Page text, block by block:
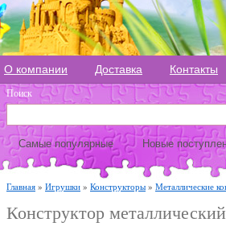
О компании Доставка Контакты
Поиск
Самые популярные Новые
Главная » Игрушки » Конструкторы » Металлические
Конструктор